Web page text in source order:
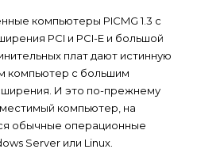
компьютеры PICMG 1.3 с
PCI и PCI-E и большой
плат дают истинную
компьютер с большим
И это по-прежнему
компьютер, на
обычные операционные
Server или Linux.